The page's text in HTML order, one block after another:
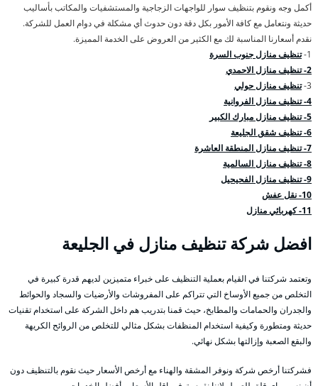
أكمل وجه ونقوم بتنظيف سوار للواجهات الزجاجية والمستشفيات والمكاتب بأساليب
حديثة ونتعامل مع كافة الأمور بكل دقة دون حدوث أي مشكلة في دوام العمل للشركة.
نقدم أسعارنا المناسبة لك مع الكثير من العروض على الخدمة المميزة.
1- تنظيف منازل جنوب السرة
2- تنظيف منازل الاحمدي
3- تنظيف منازل حولي
4- تنظيف منازل الفروانية
5- تنظيف منازل مبارك الكبير
6- تنظيف شقق الجليعة
7- تنظيف منازل المنطقة العاشرة
8- تنظيف منازل السالمية
9- تنظيف منازل الفحيحيل
10- نقل عفش
11- كهربائي منازل
افضل شركة تنظيف منازل في الجليعة
وتعتمد شركتنا في القيام بعملية التنظيف على خبراء متميزين لديهم قدرة كبيرة في
التخلص من جميع الأوساخ التي تتراكم على المفروشات والأرضيات والسجاد والحوائط
والجدران والحمامات والمطابخ، حيث قمنا بتدريب هم داخل الشركة على استخدام تقنيات
حديثة ومتطورة وكيفية استخدام المنظفات بشكل مثالي للتخلص من الروائح الكريهة
والبقع الصعبة وإزالتها بشكل نهائي.
فشركتنا أرخص شركة ونوفر المشقة والهناء مع أرخص الأسعار حيث نقوم بالتنظيف دون